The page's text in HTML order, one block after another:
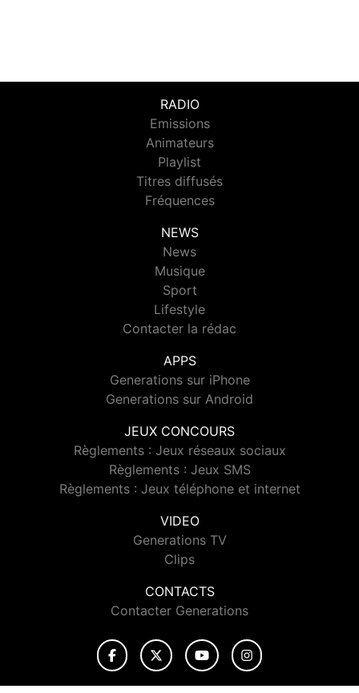
RADIO
Emissions
Animateurs
Playlist
Titres diffusés
Fréquences
NEWS
News
Musique
Sport
Lifestyle
Contacter la rédac
APPS
Generations sur iPhone
Generations sur Android
JEUX CONCOURS
Règlements : Jeux réseaux sociaux
Règlements : Jeux SMS
Règlements : Jeux téléphone et internet
VIDEO
Generations TV
Clips
CONTACTS
Contacter Generations